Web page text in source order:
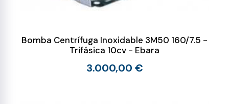
Bomba Centrífuga Inoxidable 3M50 160/7.5 -
Trifásica 10cv - Ebara
3.000,00 €